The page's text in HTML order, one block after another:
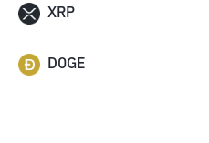
XRP
DOGE